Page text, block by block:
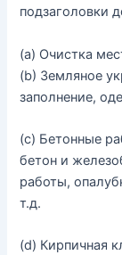
подзаголовки
(a) Очистка
(b) Земляное
заполнение,
(c) Бетонные
бетон и
работы,
т.д.
(d) Кирпичная